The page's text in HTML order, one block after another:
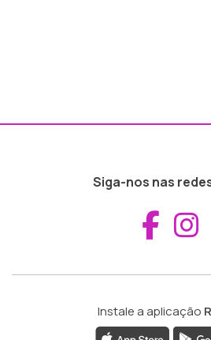
Siga-nos nas
Instale a aplicação